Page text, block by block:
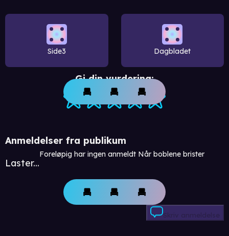
Side3 Dagbladet
Gi din vurdering:
Anmeldelser fra publikum
Laster...
Foreløpig har ingen anmeldt Når boblene brister
Skriv anmeldelse